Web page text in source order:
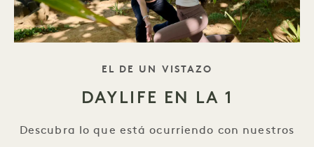
EL ESLOGAN
DE UN VISTAZO
DAYLIFE EN LA 1
Descubra lo que está ocurriendo con nuestros